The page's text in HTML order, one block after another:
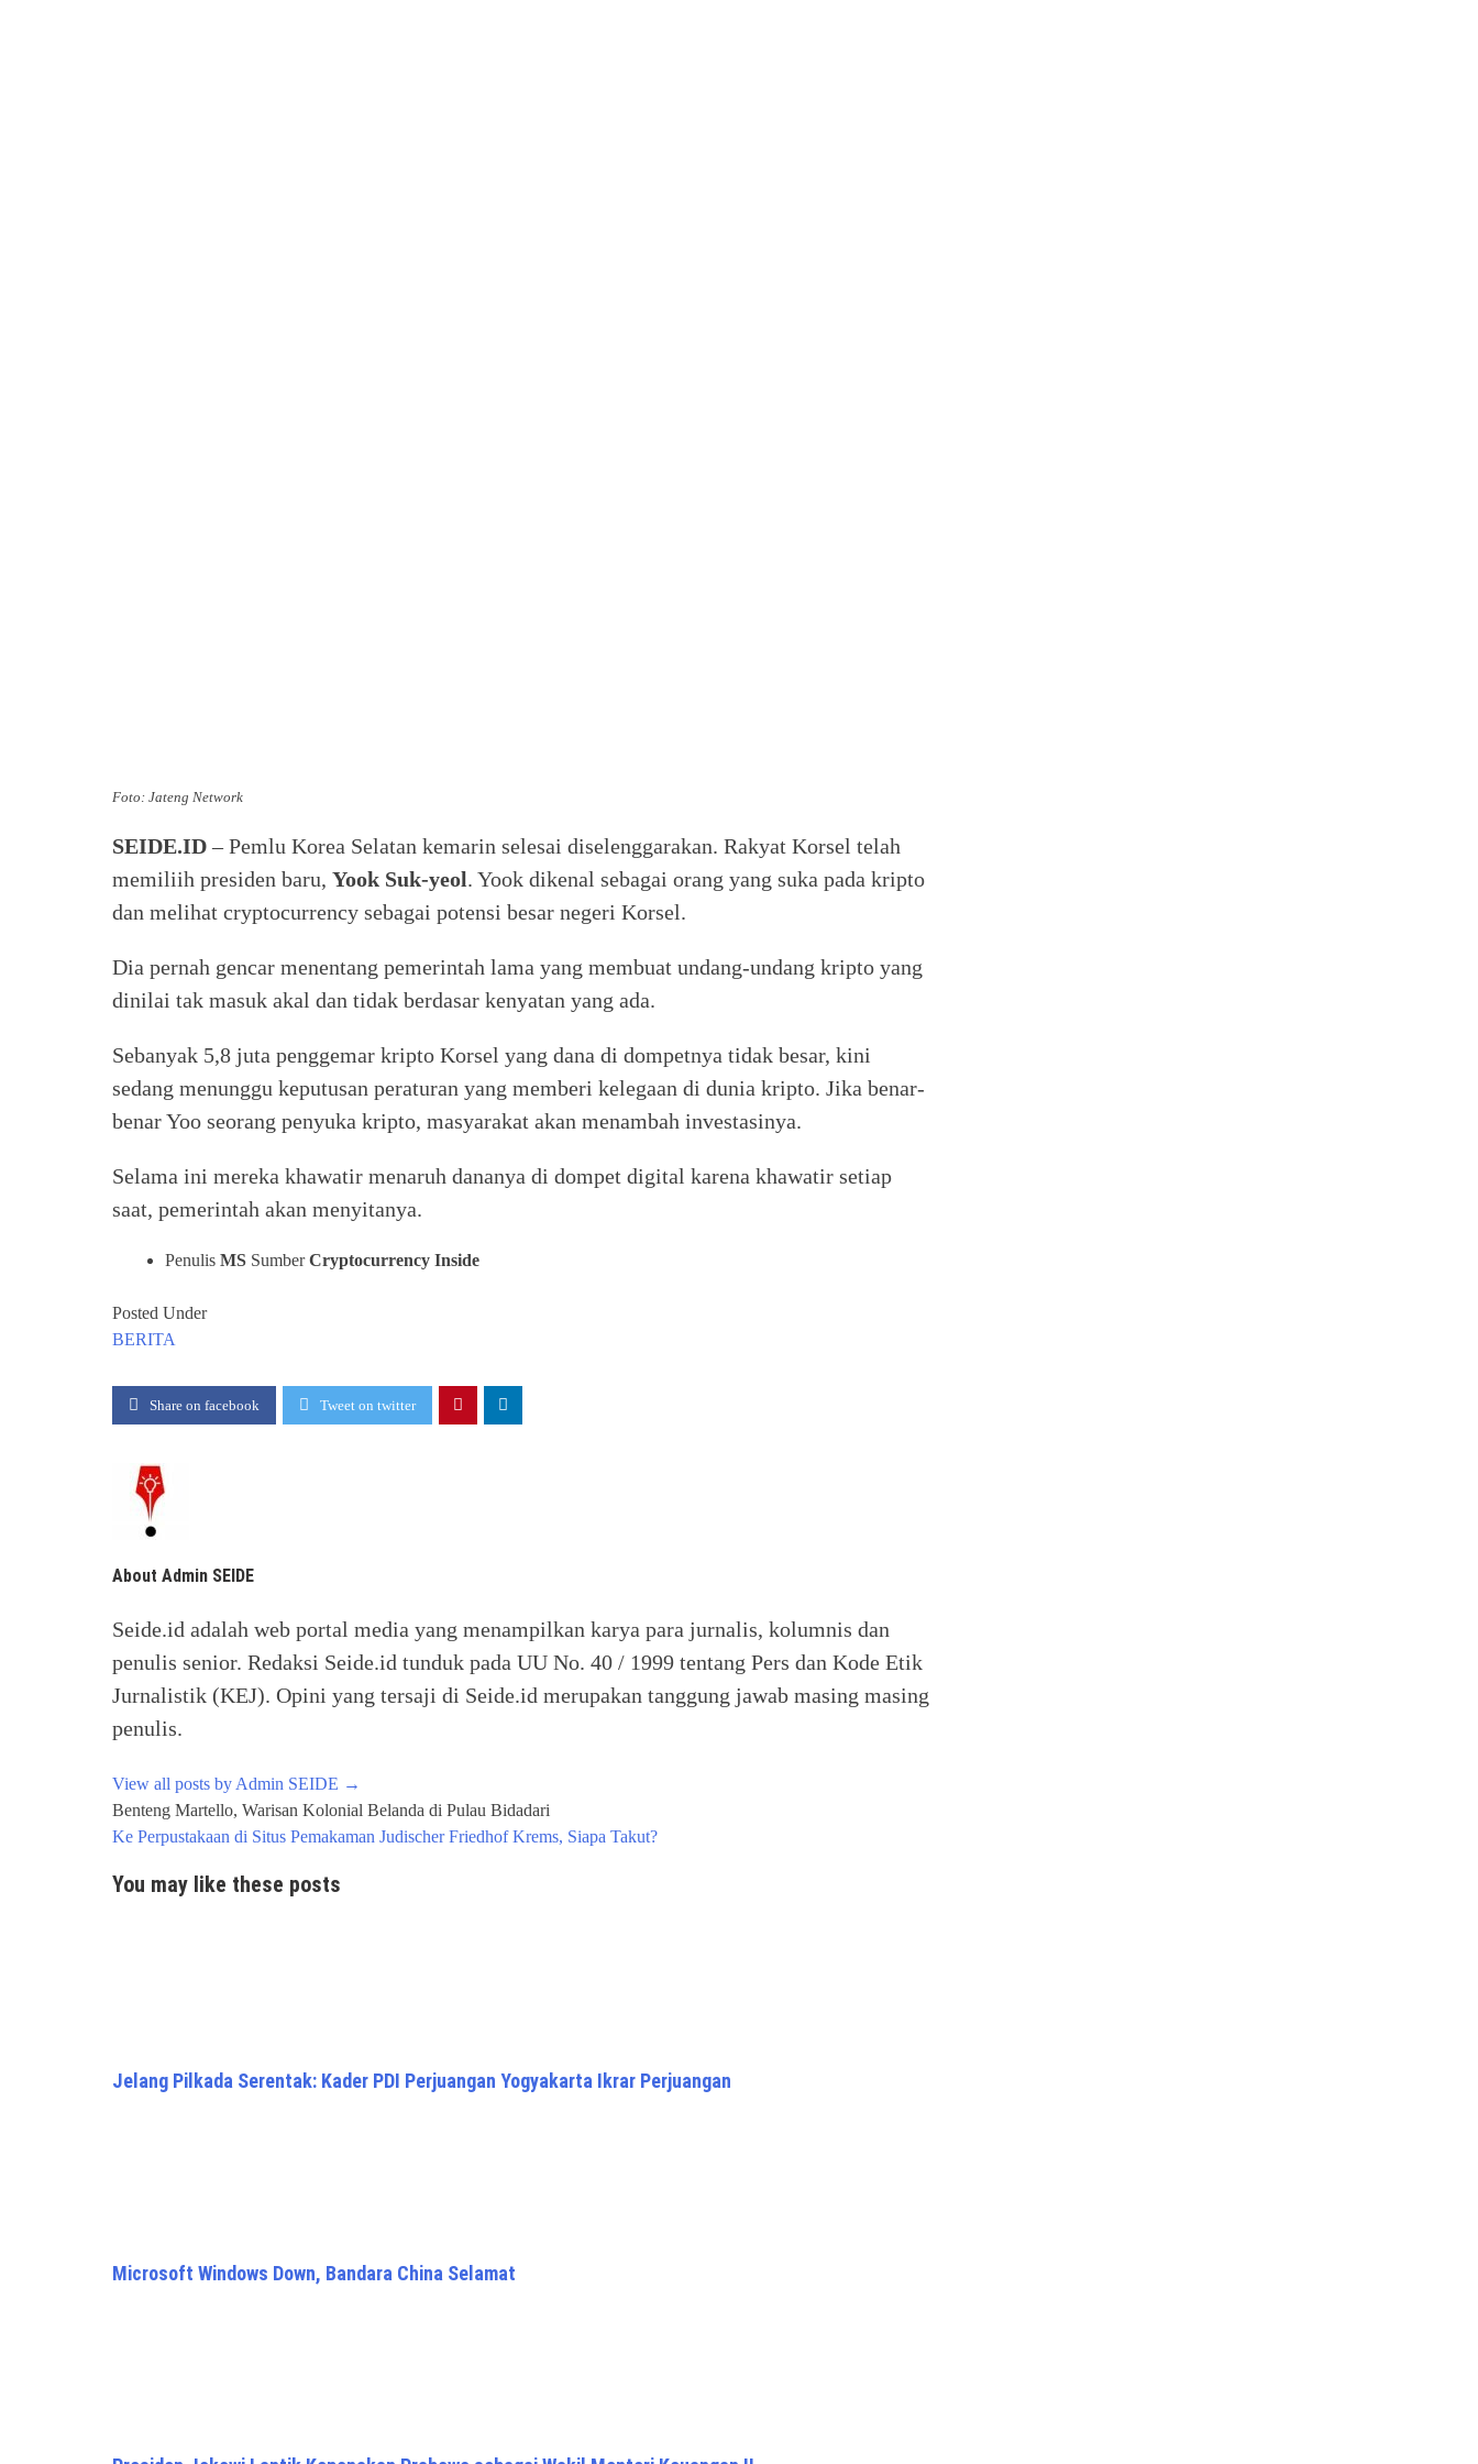
Foto: Jateng Network
SEIDE.ID– Pemlu Korea Selatan kemarin selesai diselenggarakan. Rakyat Korsel telah
memiliih presiden baru, Yook Suk-yeol. Yook dikenal sebagai orang yang suka pada kripto
dan melihat cryptocurrency sebagai potensi besar negeri Korsel.
Dia pernah gencar menentang pemerintah lama yang membuat undang-undang kripto yang
dinilai tak masuk akal dan tidak berdasar kenyatan yang ada.
Sebanyak 5,8 juta penggemar kripto Korsel yang dana di dompetnya tidak besar, kini
sedang menunggu keputusan peraturan yang memberi kelegaan di dunia kripto. Jika benar-
benar Yoo seorang penyuka kripto, masyarakat akan menambah investasinya.
Selama ini mereka khawatir menaruh dananya di dompet digital karena khawatir setiap
saat, pemerintah akan menyitanya.
Penulis MS SumberCryptocurrency Inside
Posted Under
BERITA
Share on facebook Tweet on twitter
About Admin SEIDE
Seide.id adalah web portal media yang menampilkan karya para jurnalis, kolumnis dan
penulis senior. Redaksi Seide.id tunduk pada UU No. 40 / 1999 tentang Pers dan Kode Etik
Jurnalistik (KEJ). Opini yang tersaji di Seide.id merupakan tanggung jawab masing masing
penulis.
View all posts by Admin SEIDE →
Post
navigation
Benteng Martello, Warisan Kolonial Belanda di Pulau Bidadari
Ke Perpustakaan di Situs Pemakaman Judischer Friedhof Krems, Siapa Takut?
You may like these posts
Jelang Pilkada Serentak: Kader PDI Perjuangan Yogyakarta Ikrar Perjuangan
Microsoft Windows Down, Bandara China Selamat